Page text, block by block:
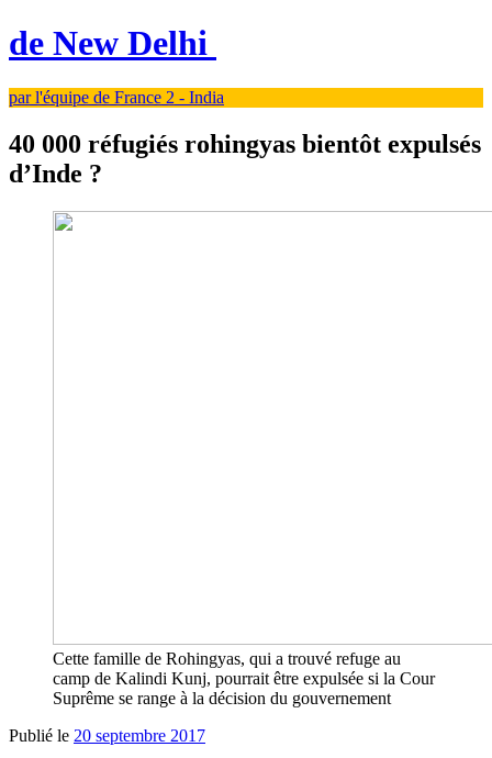
de New Delhi
par l'équipe de France 2 - India
40 000 réfugiés rohingyas bientôt expulsés
d’Inde ?
Cette famille de Rohingyas, qui a trouvé refuge au
camp de Kalindi Kunj, pourrait être expulsée si la Cour
Suprême se range à la décision du gouvernement
Publié le 20 septembre 2017